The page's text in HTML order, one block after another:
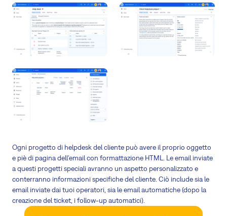
Ogni progetto di helpdesk del cliente può avere il proprio oggetto
e piè di pagina dell'email con formattazione HTML. Le email inviate
a questi progetti speciali avranno un aspetto personalizzato e
conterranno informazioni specifiche del cliente. Ciò include sia le
email inviate dai tuoi operatori, sia le email automatiche (dopo la
creazione del ticket, i follow-up automatici).